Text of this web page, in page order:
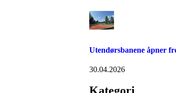
Utendørsbanene åpner
30.04.2026